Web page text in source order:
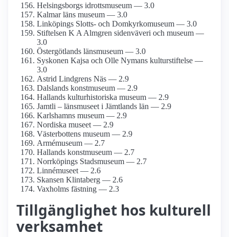
Helsingsborgs idrottsmuseum — 3.0
Kalmar läns museum — 3.0
Linköpings Slotts- och Domkyrko­museum — 3.0
Stiftelsen K A Almgren sidenväveri och museum —
3.0
Östergötlands länsmuseum — 3.0
Syskonen Kajsa och Olle Nymans kulturstiftelse —
3.0
Astrid Lindgrens Näs — 2.9
Dalslands konstmuseum — 2.9
Hallands kultur­historiska museum — 2.9
Jamtli – länsmuseet i Jämtlands län — 2.9
Karlshamns museum — 2.9
Nordiska museet — 2.9
Västerbottens museum — 2.9
Armé­museum — 2.7
Hallands konstmuseum — 2.7
Norrköpings Stadsmuseum — 2.7
Linnémuseet — 2.6
Skansen Klintaberg — 2.6
Vaxholms fästning — 2.3
Tillgänglighet hos kulturell
verksamhet